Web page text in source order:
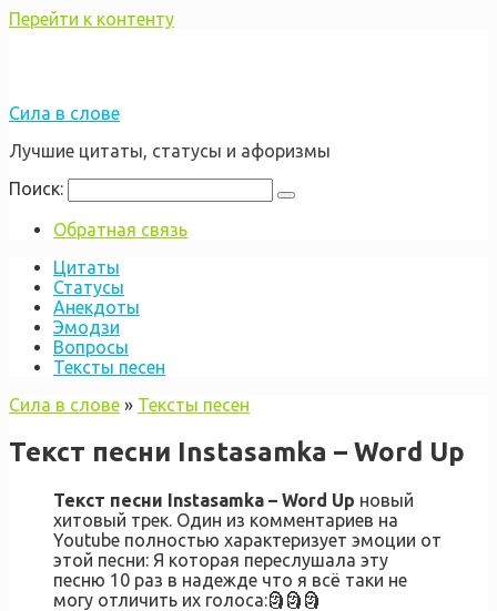
Перейти к контенту
Сила в слове
Лучшие цитаты, статусы и афоризмы
Поиск:
Обратная связь
Цитаты
Статусы
Анекдоты
Эмодзи
Вопросы
Тексты песен
Сила в слове » Тексты песен
Текст песни Instasamka – Word Up
Текст песни Instasamka – Word Up новый
хитовый трек. Один из комментариев на
Youtube полностью характеризует эмоции от
этой песни: Я которая переслушала эту
песню 10 раз в надежде что я всё таки не
могу отличить их голоса:🗿🗿🗿